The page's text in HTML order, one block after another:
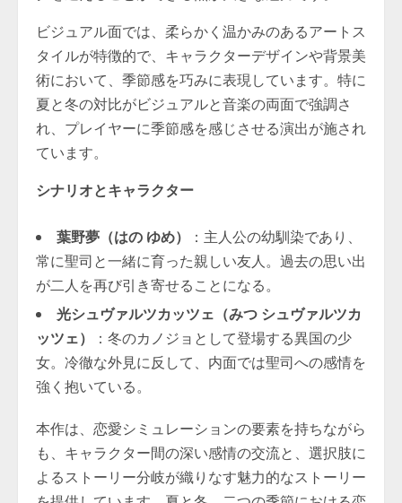
ビジュアル面では、柔らかく温かみのあるアートス
タイルが特徴的で、キャラクターデザインや背景美
術において、季節感を巧みに表現しています。特に
夏と冬の対比がビジュアルと音楽の両面で強調さ
れ、プレイヤーに季節感を感じさせる演出が施され
ています。
シナリオとキャラクター
葉野夢（はの ゆめ）
：主人公の幼馴染であり、
常に聖司と一緒に育った親しい友人。過去の思い出
が二人を再び引き寄せることになる。
光シュヴァルツカッツェ（みつ シュヴァルツカ
ッツェ）
：冬のカノジョとして登場する異国の少
女。冷徹な外見に反して、内面では聖司への感情を
強く抱いている。
本作は、恋愛シミュレーションの要素を持ちながら
も、キャラクター間の深い感情の交流と、選択肢に
よるストーリー分岐が織りなす魅力的なストーリー